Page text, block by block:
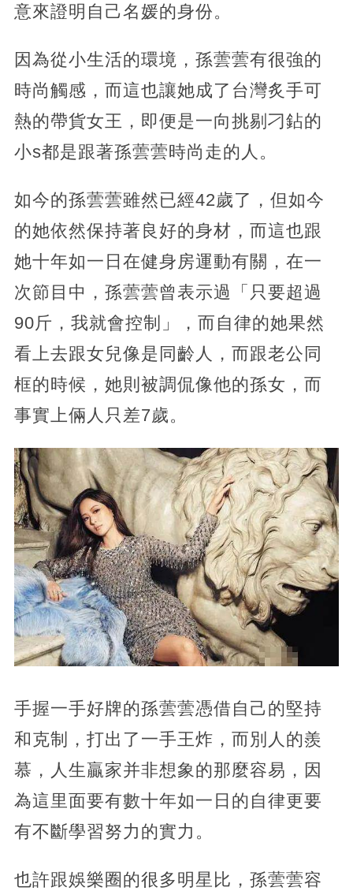
意來證明自己名媛的身份。
因為從小生活的環境，孫蕓蕓有很強的
時尚觸感，而這也讓她成了台灣炙手可
熱的帶貨女王，即便是一向挑剔刁鉆的
小s都是跟著孫蕓蕓時尚走的人。
如今的孫蕓蕓雖然已經42歲了，但如今
的她依然保持著良好的身材，而這也跟
她十年如一日在健身房運動有關，在一
次節目中，孫蕓蕓曾表示過「只要超過
90斤，我就會控制」，而自律的她果然
看上去跟女兒像是同齡人，而跟老公同
框的時候，她則被調侃像他的孫女，而
事實上倆人只差7歲。
手握一手好牌的孫蕓蕓憑借自己的堅持
和克制，打出了一手王炸，而別人的羨
慕，人生贏家并非想象的那麼容易，因
為這里面要有數十年如一日的自律更要
有不斷學習努力的實力。
也許跟娛樂圈的很多明星比，孫蕓蕓容